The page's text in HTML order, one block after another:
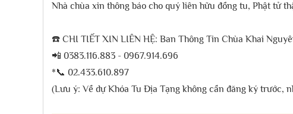
Nhà chùa xin thông báo cho quý liên hữu đồng tu, Phật tử
☎️ CHI TIẾT XIN LIÊN HỆ: Ban Thông Tin Chùa Khai
📲 0383.116.883 - 0967.914.696
*📞 02.433.610.897
(Lưu ý: Về dự Khóa Tu Địa Tạng không cần đăng ký trước,